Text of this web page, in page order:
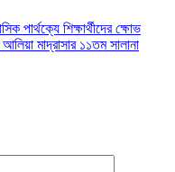
পার্থক্যে শিক্ষার্থীদের ক্ষোভ
আলিয়া মাদ্রাসার ১১তম সালানা